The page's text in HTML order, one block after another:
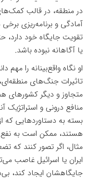
در منطقه، در قالب
آمادگی و برنامه‌ریزی
تقویت جایگاه خود دارد،
یا آگاهانه نبوده باشد.
او نگاه واقع‌بینانه را
تاثیرات جنگ‌های منطقه‌ای،
متجاوز و دیگر کشورهای
منافع درونی و
بسته به دستاوردهایی
هستند، ممکن است به نفع
مثال، اگر تصور کنند که
ایران یا اسرائیل غاصب
جایگاهشان ایجاد کند،